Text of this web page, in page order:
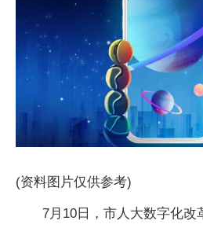
(资料图片仅供参考)
7月10日，市人大数字化改